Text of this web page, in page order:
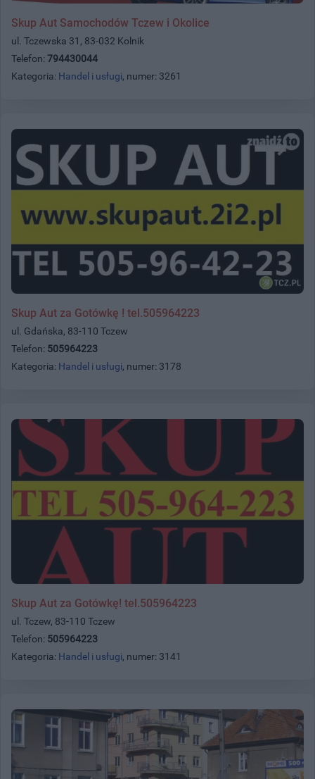
Skup Aut Samochodów Tczew i Okolice
ul. Tczewska 31, 83-032 Kolnik
Telefon: 794430044
Kategoria: Handel i usługi, numer: 3261
Skup Aut za Gotówkę ! tel.505964223
ul. Gdańska, 83-110 Tczew
Telefon: 505964223
Kategoria: Handel i usługi, numer: 3178
Skup Aut za Gotówkę! tel.505964223
ul. Tczew, 83-110 Tczew
Telefon: 505964223
Kategoria: Handel i usługi, numer: 3141